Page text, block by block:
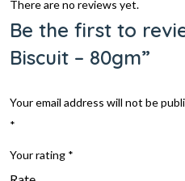
There are no reviews yet.
Be the first to
Biscuit – 80gm”
Your email address will not be
*
Your rating *